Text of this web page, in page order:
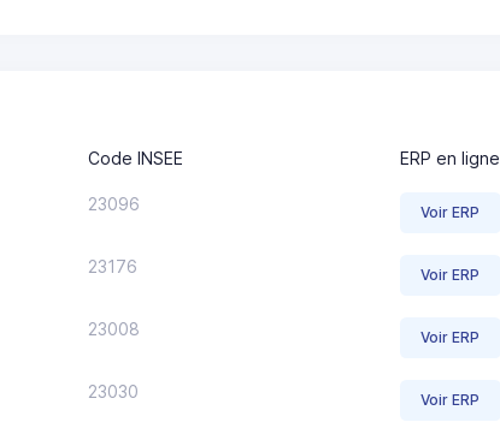
Code INSEE ERP en ligne
23096 Voir ERP
23176 Voir ERP
23008 Voir ERP
23030 Voir ERP